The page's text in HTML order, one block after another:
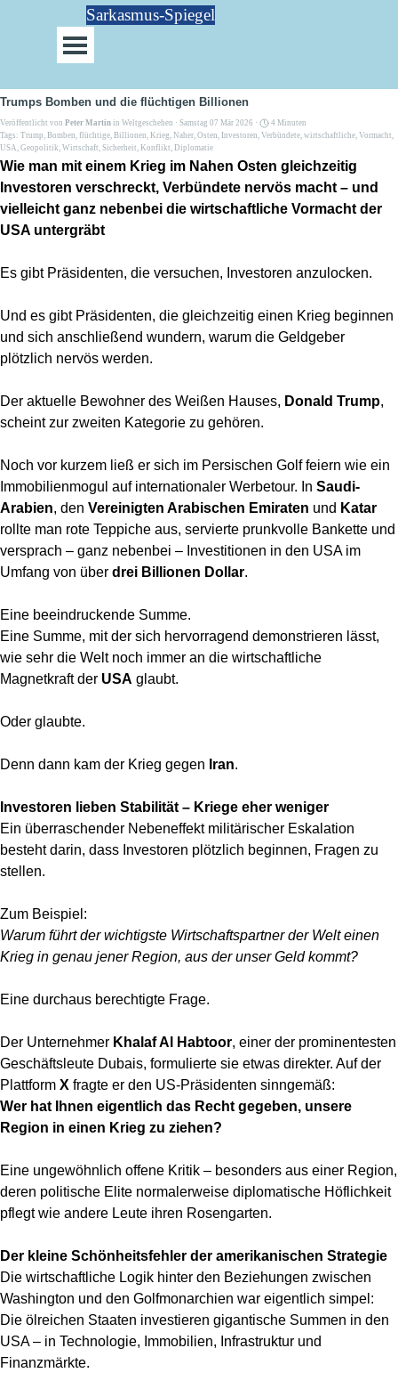
Direkt zum SeiteninhaltSarkasmus-Spiegel
Menü überspringen
Trumps Bomben und die flüchtigen Billionen
Veröffentlicht von Peter Martin in Weltgeschehen · Samstag 07 Mär 2026 ·
4 Minuten
Tags: Trump, Bomben, flüchtige, Billionen, Krieg, Naher, Osten, Investoren, Verbündete, wirtschaftliche, Vormacht,
USA, Geopolitik, Wirtschaft, Sicherheit, Konflikt, Diplomatie
Wie man mit einem Krieg im Nahen Osten gleichzeitig
Investoren verschreckt, Verbündete nervös macht – und
vielleicht ganz nebenbei die wirtschaftliche Vormacht der
USA untergräbt
Es gibt Präsidenten, die versuchen, Investoren anzulocken.
Und es gibt Präsidenten, die gleichzeitig einen Krieg beginnen
und sich anschließend wundern, warum die Geldgeber
plötzlich nervös werden.
Der aktuelle Bewohner des Weißen Hauses, Donald Trump,
scheint zur zweiten Kategorie zu gehören.
Noch vor kurzem ließ er sich im Persischen Golf feiern wie ein
Immobilienmogul auf internationaler Werbetour. In Saudi-
Arabien, den Vereinigten Arabischen Emiraten und Katar
rollte man rote Teppiche aus, servierte prunkvolle Bankette und
versprach – ganz nebenbei – Investitionen in den USA im
Umfang von über drei Billionen Dollar.
Eine beeindruckende Summe.
Eine Summe, mit der sich hervorragend demonstrieren lässt,
wie sehr die Welt noch immer an die wirtschaftliche
Magnetkraft der USA glaubt.
Oder glaubte.
Denn dann kam der Krieg gegen Iran.
Investoren lieben Stabilität – Kriege eher weniger
Ein überraschender Nebeneffekt militärischer Eskalation
besteht darin, dass Investoren plötzlich beginnen, Fragen zu
stellen.
Zum Beispiel:
Warum führt der wichtigste Wirtschaftspartner der Welt einen
Krieg in genau jener Region, aus der unser Geld kommt?
Eine durchaus berechtigte Frage.
Der Unternehmer Khalaf Al Habtoor, einer der prominentesten
Geschäftsleute Dubais, formulierte sie etwas direkter. Auf der
Plattform X fragte er den US-Präsidenten sinngemäß:
Wer hat Ihnen eigentlich das Recht gegeben, unsere
Region in einen Krieg zu ziehen?
Eine ungewöhnlich offene Kritik – besonders aus einer Region,
deren politische Elite normalerweise diplomatische Höflichkeit
pflegt wie andere Leute ihren Rosengarten.
Der kleine Schönheitsfehler der amerikanischen Strategie
Die wirtschaftliche Logik hinter den Beziehungen zwischen
Washington und den Golfmonarchien war eigentlich simpel:
Die ölreichen Staaten investieren gigantische Summen in den
USA – in Technologie, Immobilien, Infrastruktur und
Finanzmärkte.